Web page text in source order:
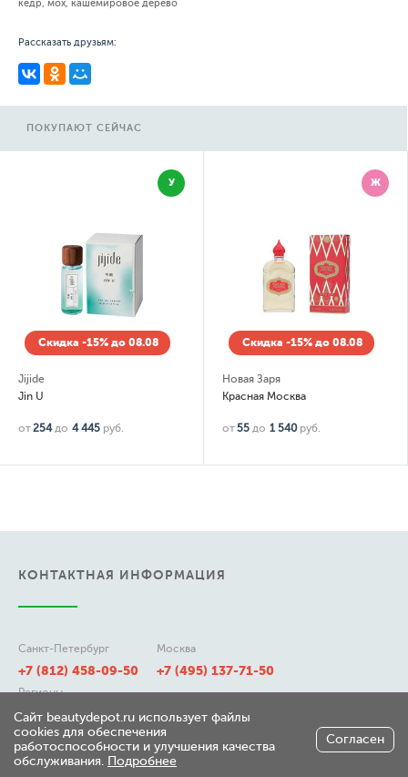
кедр, мох, кашемировое дерево
Рассказать друзьям:
ПОКУПАЮТ СЕЙЧАС
У
Скидка -15% до 08.08
Jijide
Jin U
от254 до 4 445 руб.
Ж
Скидка -15% до 08.08
Новая Заря
Красная Москва
от55 до 1 540 руб.
КОНТАКТНАЯ ИНФОРМАЦИЯ
Санкт-Петербург
+7 (812) 458-09-50
Москва
+7 (495) 137-71-50
Регионы
8 (800) 511-21-50
197348, г. Санкт-Петербург,
Сайт beautydepot.ru использует файлы
cookies для обеспечения
работоспособности и улучшения качества
обслуживания. Подробнее
Согласен